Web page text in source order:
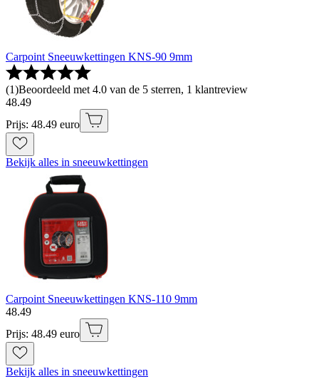
Carpoint Sneeuwkettingen KNS-90 9mm
(1)Beoordeeld met 4.0 van de 5 sterren, 1 klantreview
48.49
Prijs: 48.49 euro
Bekijk alles in sneeuwkettingen
Carpoint Sneeuwkettingen KNS-110 9mm
48.49
Prijs: 48.49 euro
Bekijk alles in sneeuwkettingen